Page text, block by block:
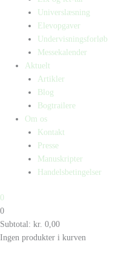
Universlæsning
Elevopgaver
Undervisningsforløb
Messekalender
Aktuelt
Artikler
Blog
Bogtrailere
Om os
Kontakt
Presse
Manuskripter
Handelsbetingelser
0
0
Subtotal: kr. 0,00
Ingen produkter i kurven